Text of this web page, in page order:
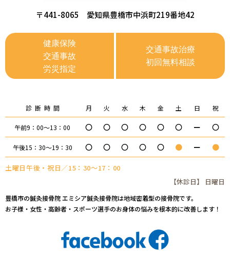
〒441-8065 愛知県豊橋市中浜町219番地42
健康保険
交通事故
労災指定
交通事故治療
初回無料相談
診断時間 月 火 水 木 金 土 日 祝
午前9：00～13：00 〇 〇 〇 〇 〇 〇 ー 〇
午後15：30～19：30 〇 〇 〇 〇 〇 ● ー ●
土曜日午後・祝日／15：30～17：00
【休診日】 日曜日
豊橋市の鍼灸接骨院 エミシア鍼灸接骨院は地域密着型の接骨院です。
お子様・女性・高齢者・スポーツ選手のお身体の悩みを根本的に改善します！